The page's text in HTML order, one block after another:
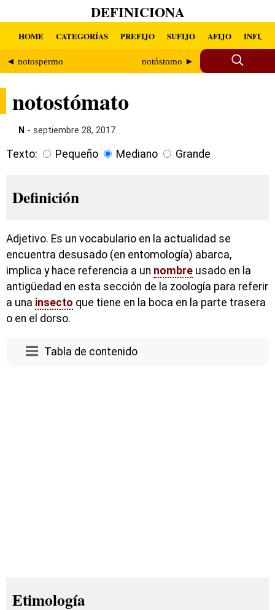
DEFINICIONA
HOME CATEGORÍAS PREFIJO SUFIJO AFIJO INFIJO
◄ notospermo notóstomo ►
notostómato
N - septiembre 28, 2017
Texto: Pequeño Mediano Grande
Definición
Adjetivo. Es un vocabulario en la actualidad se
encuentra desusado (en entomología) abarca,
implica y hace referencia a un nombre usado en la
antigüedad en esta sección de la zoología para referir
a una insecto que tiene en la boca en la parte trasera
o en el dorso.
Tabla de contenido
Etimología